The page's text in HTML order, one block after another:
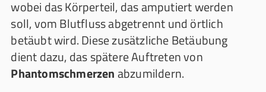
wobei das Körperteil, das amputiert werden
soll, vom Blutfluss abgetrennt und örtlich
betäubt wird. Diese zusätzliche Betäubung
dient dazu, das spätere Auftreten von
Phantomschmerzenabzumildern.